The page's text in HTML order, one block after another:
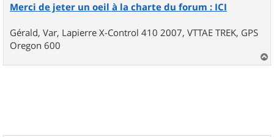
Merci de jeter un oeil à la charte du forum : ICI
Gérald, Var, Lapierre X-Control 410 2007, VTTAE TREK, GPS
Oregon 600
a